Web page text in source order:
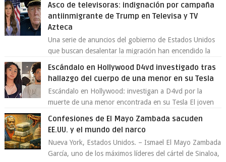
Asco de televisoras: indignación por campaña
antiinmigrante de Trump en Televisa y TV
Azteca
Una serie de anuncios del gobierno de Estados Unidos
que buscan desalentar la migración han encendido la
Escándalo en Hollywood D4vd investigado tras
hallazgo del cuerpo de una menor en su Tesla
Escándalo en Hollywood: investigan a D4vd por la
muerte de una menor encontrada en su Tesla El joven
Confesiones de El Mayo Zambada sacuden
EE.UU. y el mundo del narco
Nueva York, Estados Unidos. – Ismael El Mayo Zambada
García, uno de los máximos líderes del cártel de Sinaloa,